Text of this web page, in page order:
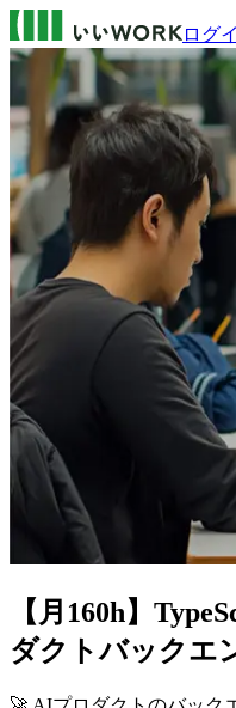
ログ
【月160h】
ダクトバックエ